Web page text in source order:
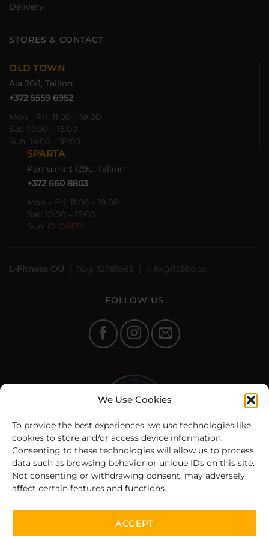
We Use Cookies
To provide the best experiences, we use technologies like
cookies to store and/or access device information.
Consenting to these technologies will allow us to process
data such as browsing behavior or unique IDs on this site.
Not consenting or withdrawing consent, may adversely
affect certain features and functions.
ACCEPT
Delivery
STORES & CONTACT
OLD TOWN
Aia 20/1, Tallinn
+372 5559 6952
Mon – Fri: 11:00 – 19:00
Sat: 10:00 – 15:00
Sun: 14:00 – 18:00
SPARTA
Pärnu mnt 139c, Tallinn
+372 660 8803
Mon – Fri: 11:00 – 19:00
Sat: 10:00 – 15:00
Sun: CLOSED
L-Fitness OÜ | Reg: 12781965 | info@fit360.ee
FOLLOW US
© 2025 Fit360.ee | All rights reserved